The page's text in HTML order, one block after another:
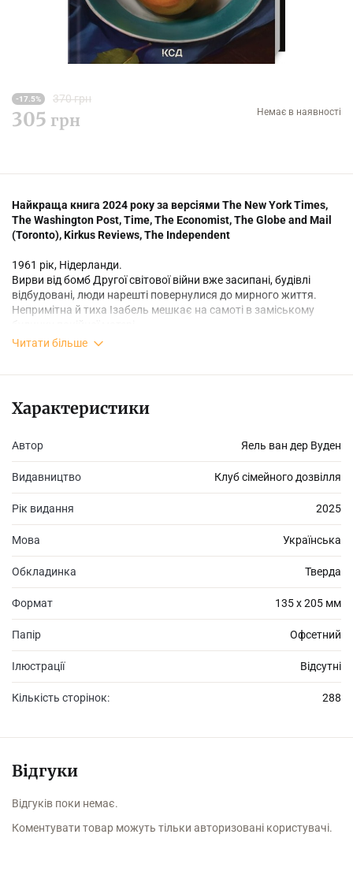
-17.5% 370 грн
305 грн Немає в наявності
Найкраща книга 2024 року за версіями The New York Times,
The Washington Post, Time, The Economist, The Globe and Mail
(Toronto), Kirkus Reviews, The Independent
1961 рік, Нідерланди.
Вирви від бомб Другої світової війни вже засипані, будівлі
відбудовані, люди нарешті повернулися до мирного життя.
Непримітна й тиха Ізабель мешкає на самоті в заміському
Терпіння жінки от-то лусне.
стає явним. Крізь напружені стосунки проступає романтичний
потяг жінок одна до одної, а несподівані знахідки в будинку
перекреслюють усе, що Ізабель коли-небудь знала про власну
справжньому...
Читати більше
Характеристики
Автор Яель ван дер Вуден
Видавництво Клуб сімейного дозвілля
Рік видання 2025
Мова Українська
Обкладинка Тверда
Формат 135 х 205 мм
Папір Офсетний
Ілюстрації Відсутні
Кількість сторінок: 288
Відгуки
Відгуків поки немає.
Коментувати товар можуть тільки авторизовані користувачі.